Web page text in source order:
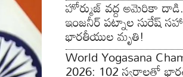
హోర్ముజ్ వద్ద అమెరికా
ఇంజనీర్ పట్నాల సురేష్ సహా
భారతీయుల మృతి!
World Yogasana
2026: 102 స్వర్ణాలతో